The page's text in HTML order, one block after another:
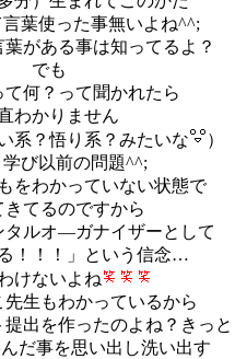
言葉使った事無いよね^^;
葉がある事は知ってるよ？
でも
て何？って聞かれたら
わかりません
系？悟り系？みたいな
）
学び以前の問題^^;
をわかっていない状態で
きてるのですから
タルオ―ガナイザーとして
る！！！」という信念…
けないよね
先生もわかっているから
出を作ったのよね？きっと
だ事を思い出し洗い出す